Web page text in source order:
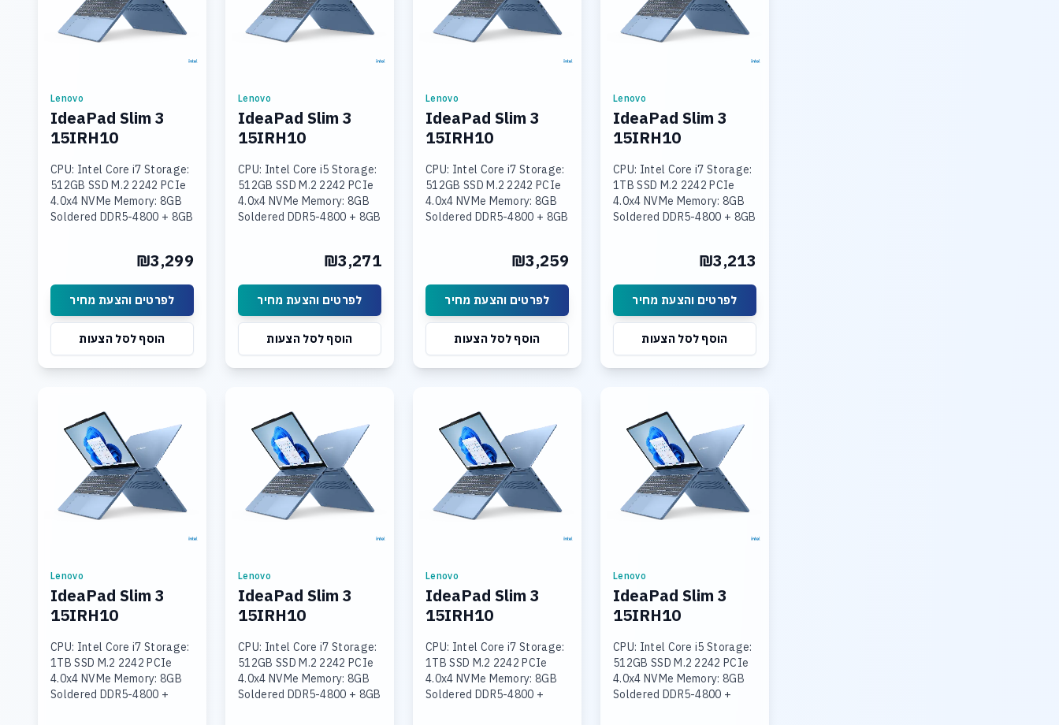
Lenovo
IdeaPad Slim 3
15IRH10
CPU: Intel Core i7 Storage:
1TB SSD M.2 2242 PCIe
4.0x4 NVMe Memory: 8GB
Soldered DDR5-4800 + 8GB
UHD Graphics Display: 15.3
₪3,213
לפרטים והצעת מחיר
הוסף לסל הצעות
Lenovo
IdeaPad Slim 3
15IRH10
CPU: Intel Core i7 Storage:
512GB SSD M.2 2242 PCIe
4.0x4 NVMe Memory: 8GB
Soldered DDR5-4800 + 8GB
UHD Graphics Display: 15.3
₪3,259
לפרטים והצעת מחיר
הוסף לסל הצעות
Lenovo
IdeaPad Slim 3
15IRH10
CPU: Intel Core i5 Storage:
512GB SSD M.2 2242 PCIe
4.0x4 NVMe Memory: 8GB
Soldered DDR5-4800 + 8GB
UHD Graphics Display: 15.3
₪3,271
לפרטים והצעת מחיר
הוסף לסל הצעות
Lenovo
IdeaPad Slim 3
15IRH10
CPU: Intel Core i7 Storage:
512GB SSD M.2 2242 PCIe
4.0x4 NVMe Memory: 8GB
Soldered DDR5-4800 + 8GB
UHD Graphics Display: 15.3
₪3,299
לפרטים והצעת מחיר
הוסף לסל הצעות
Lenovo
IdeaPad Slim 3
15IRH10
CPU: Intel Core i5 Storage:
512GB SSD M.2 2242 PCIe
4.0x4 NVMe Memory: 8GB
Soldered DDR5-4800 +
Lenovo
IdeaPad Slim 3
15IRH10
CPU: Intel Core i7 Storage:
1TB SSD M.2 2242 PCIe
4.0x4 NVMe Memory: 8GB
Soldered DDR5-4800 +
Lenovo
IdeaPad Slim 3
15IRH10
CPU: Intel Core i7 Storage:
512GB SSD M.2 2242 PCIe
4.0x4 NVMe Memory: 8GB
Soldered DDR5-4800 + 8GB
Lenovo
IdeaPad Slim 3
15IRH10
CPU: Intel Core i7 Storage:
1TB SSD M.2 2242 PCIe
4.0x4 NVMe Memory: 8GB
Soldered DDR5-4800 +